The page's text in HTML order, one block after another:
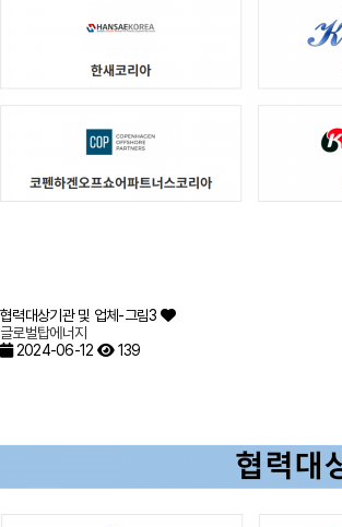
협력대상기관 및 업체-그림3
글로벌탑에너지
2024-06-12
139